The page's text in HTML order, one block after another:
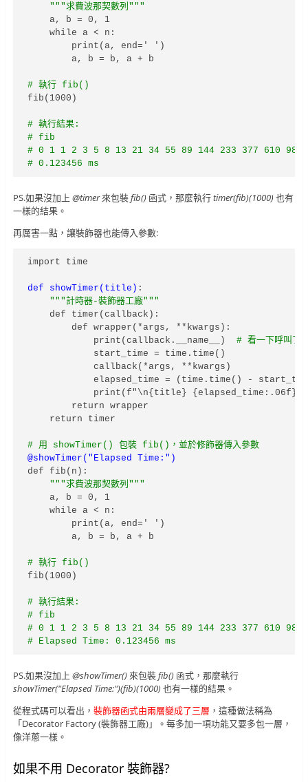
"""求費波那契數列"""
    a, b = 0, 1
    while a < n:
        print(a, end=' ')
        a, b = b, a + b
# 執行 fib()
fib(1000)
# 執行結果:
# fib
# 0 1 1 2 3 5 8 13 21 34 55 89 144 233 377 610 987
# 0.123456 ms
PS.如果沒加上 @timer來包裝fib()函式，那麼執行timer(fib)(1000)也有
一樣的結果。
再厲害一點，讓裝飾器也能傳入參數:
import time
def showTimer(title) :
"""計時器-裝飾器工廠"""
    def timer(callback):
        def wrapper(*args, **kwargs):
            print(callback.__name__)
# 看一下呼叫了
            start_time = time.time()
            callback(*args, **kwargs)
elapsed_time = (time.time() -
print(f"\n{title} {elapsed_time:.06f}
        return wrapper
    return timer
# 用 showTimer() 包裝 fib()，並於修飾器傳入參數
@showTimer("Elapsed Time:")
def fib(n):
"""求費波那契數列"""
    a, b = 0, 1
    while a < n:
        print(a, end=' ')
        a, b = b, a + b
# 執行 fib()
fib(1000)
# 執行結果:
# fib
# 0 1 1 2 3 5 8 13 21 34 55 89 144 233 377 610 987
# Elapsed Time: 0.123456 ms
PS.如果沒加上 @showTimer()來包裝fib()函式，那麼執行
showTimer("Elapsed Time:")(fib)(1000)也有一樣的結果。
從程式碼可以看出， 裝飾器函式由兩層變成了三層 ，這種做法稱為
「Decorator Factory (裝飾器工廠)」。每多加一項功能又要多包一層，
像洋蔥一樣。
如果不用 Decorator 裝飾器?